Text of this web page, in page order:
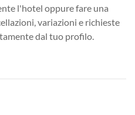
l'hotel oppure fare una
variazioni e richieste
dal tuo profilo.